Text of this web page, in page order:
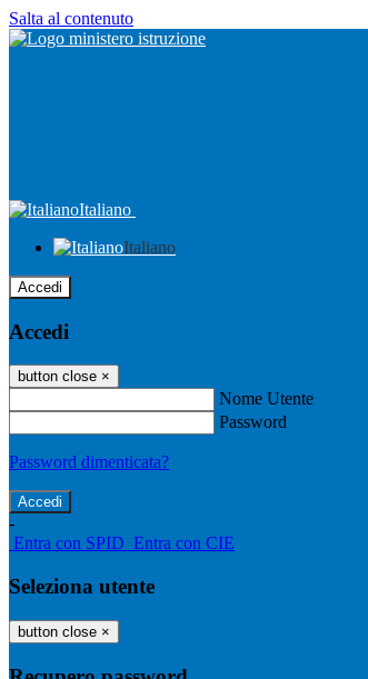
Salta al contenuto
Italiano
Italiano
Accedi
Accedi
button close ×
Nome Utente
Password
Password dimenticata?
-
Entra con SPID Entra con CIE
Seleziona utente
button close ×